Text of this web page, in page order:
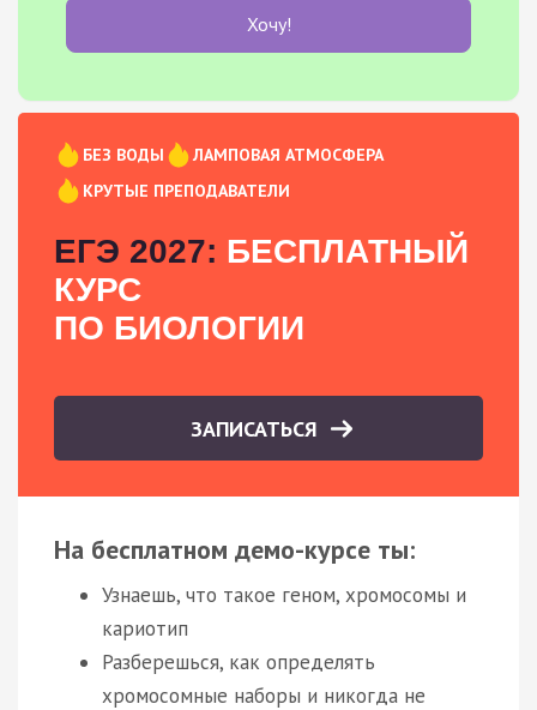
Хочу!
БЕЗ ВОДЫ
ЛАМПОВАЯ АТМОСФЕРА
КРУТЫЕ ПРЕПОДАВАТЕЛИ
ЕГЭ 2027: БЕСПЛАТНЫЙ
КУРС
ПО БИОЛОГИИ
ЗАПИСАТЬСЯ
На бесплатном демо-курсе ты:
Узнаешь, что такое геном, хромосомы и
кариотип
Разберешься, как определять
хромосомные наборы и никогда не